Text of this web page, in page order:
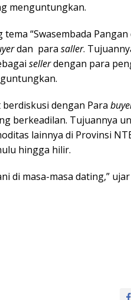
menguntungkan.
“Swasembada Pangan
dan para saller.
sellerdengan para
dengan Para
berkeadilan. Tujuannya
lainnya di Provinsi
hingga hilir.
di masa-masa dating,” ujar